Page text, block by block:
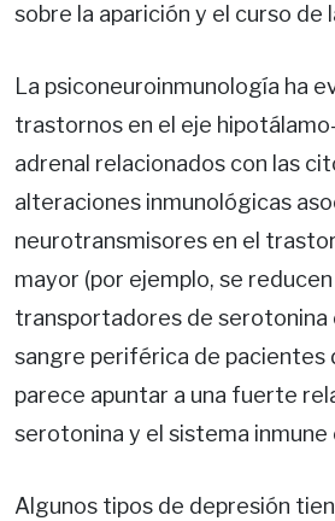
sobre la aparición y el curso de
La psiconeuroinmunología ha
trastornos en el eje
adrenal relacionados con las
alteraciones inmunológicas
neurotransmisores en el
mayor (por ejemplo, se
transportadores de serotonina
sangre periférica de pacientes
parece apuntar a una fuerte
serotonina y el sistema
Algunos tipos de depresión